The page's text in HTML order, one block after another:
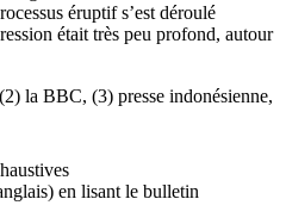
éruptif s’est déroulé
était très peu profond, autour
la BBC, (3) presse indonésienne,
en lisant le bulletin